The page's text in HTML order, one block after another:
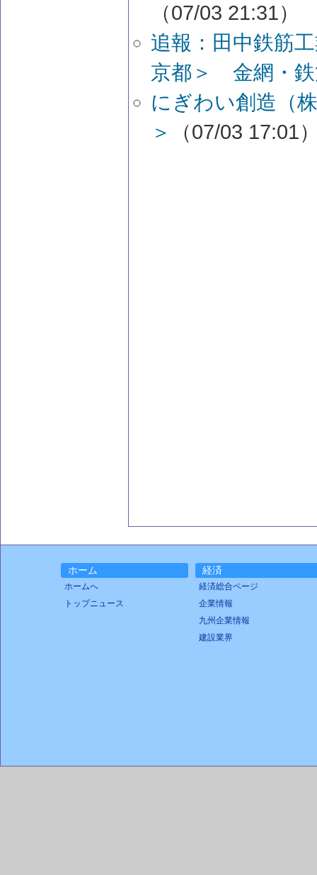
（07/03 21:31）
追報：田中鉄筋
京都＞ 金網・鉄
にぎわい創造（
＞
（07/03 17:01
ホーム
ホームへ
トップニュース
経済
経済総合ページ
企業情報
九州企業情報
建設業界